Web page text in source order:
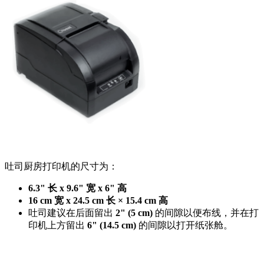
吐司厨房打印机的尺寸为：
6.3" 长 x 9.6" 宽 x 6" 高
16 cm 宽 x 24.5 cm 长 × 15.4 cm 高
吐司建议在后面留出 2" (5 cm) 的间隙以便布线，并在打
印机上方留出 6" (14.5 cm) 的间隙以打开纸张舱。